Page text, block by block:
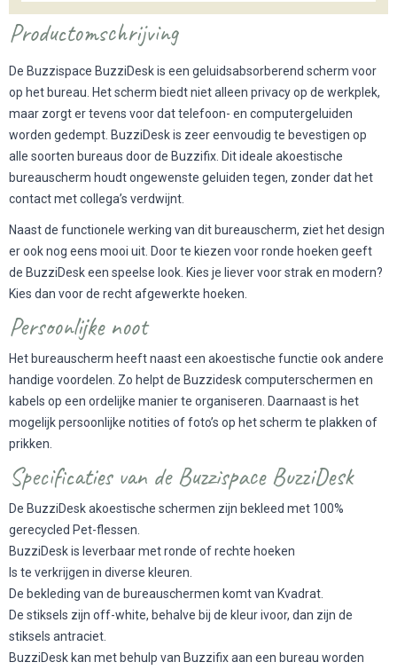
Productomschrijving
De Buzzispace BuzziDesk is een geluidsabsorberend scherm voor
op het bureau. Het scherm biedt niet alleen privacy op de werkplek,
maar zorgt er tevens voor dat telefoon- en computergeluiden
worden gedempt. BuzziDesk is zeer eenvoudig te bevestigen op
alle soorten bureaus door de Buzzifix. Dit ideale akoestische
bureauscherm houdt ongewenste geluiden tegen, zonder dat het
contact met collega’s verdwijnt.
Naast de functionele werking van dit bureauscherm, ziet het design
er ook nog eens mooi uit. Door te kiezen voor ronde hoeken geeft
de BuzziDesk een speelse look. Kies je liever voor strak en modern?
Kies dan voor de recht afgewerkte hoeken.
Persoonlijke noot
Het bureauscherm heeft naast een akoestische functie ook andere
handige voordelen. Zo helpt de Buzzidesk computerschermen en
kabels op een ordelijke manier te organiseren. Daarnaast is het
mogelijk persoonlijke notities of foto’s op het scherm te plakken of
prikken.
Specificaties van de Buzzispace BuzziDesk
De BuzziDesk akoestische schermen zijn bekleed met 100%
gerecycled Pet-flessen.
BuzziDesk is leverbaar met ronde of rechte hoeken
Is te verkrijgen in diverse kleuren.
De bekleding van de bureauschermen komt van Kvadrat.
De stiksels zijn off-white, behalve bij de kleur ivoor, dan zijn de
stiksels antraciet.
BuzziDesk kan met behulp van Buzzifix aan een bureau worden